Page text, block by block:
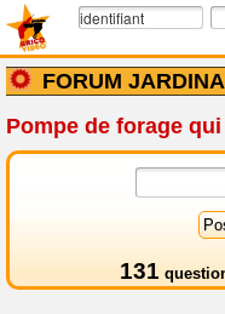
FORUM
Pompe de forage
131